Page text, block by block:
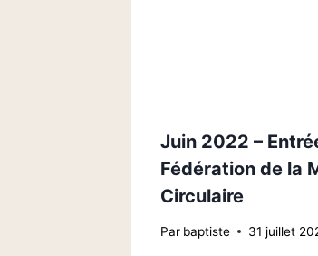
Juin 2022 –
Fédération de la
Circulaire
Par baptiste 31 juillet